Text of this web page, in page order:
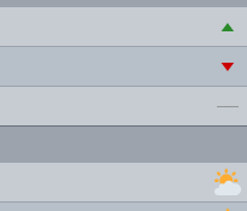
▲
▼
—